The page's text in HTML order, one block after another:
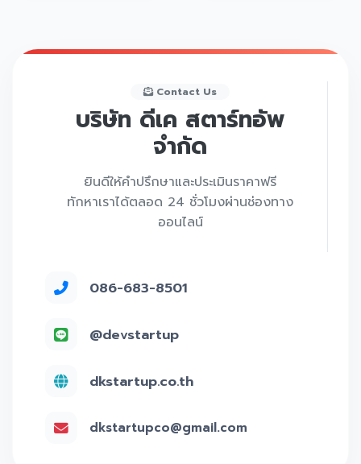
Contact Us
บริษัท ดีเค สตาร์ทอัพ
จำกัด
ยินดีให้คำปรึกษาและประเมินราคาฟรี
ทักหาเราได้ตลอด 24 ชั่วโมงผ่านช่องทาง
ออนไลน์
086-683-8501
@devstartup
dkstartup.co.th
dkstartupco@gmail.com